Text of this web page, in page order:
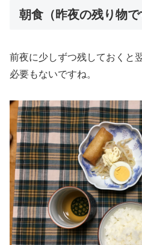
朝食（昨夜の残り物で
前夜に少しずつ残しておくと
必要もないですね。